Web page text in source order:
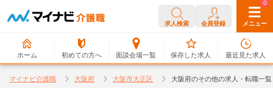
求人検索 会員登録 メニュー
ホーム 初めての方へ 面談会場一覧
0
保存した求人
0
最近見た求人
マイナビ介護職 大阪府 大阪市大正区 大阪府のその他の求人・転職一覧